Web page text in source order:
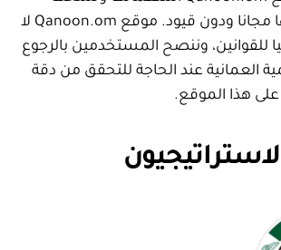
ونشرها وترجمتها مجانا ودون قيود. موقع Qanoon.om لا
للقوانين، وننصح المستخدمين بالرجوع
العمانية عند الحاجة للتحقق من دقة
على هذا الموقع.